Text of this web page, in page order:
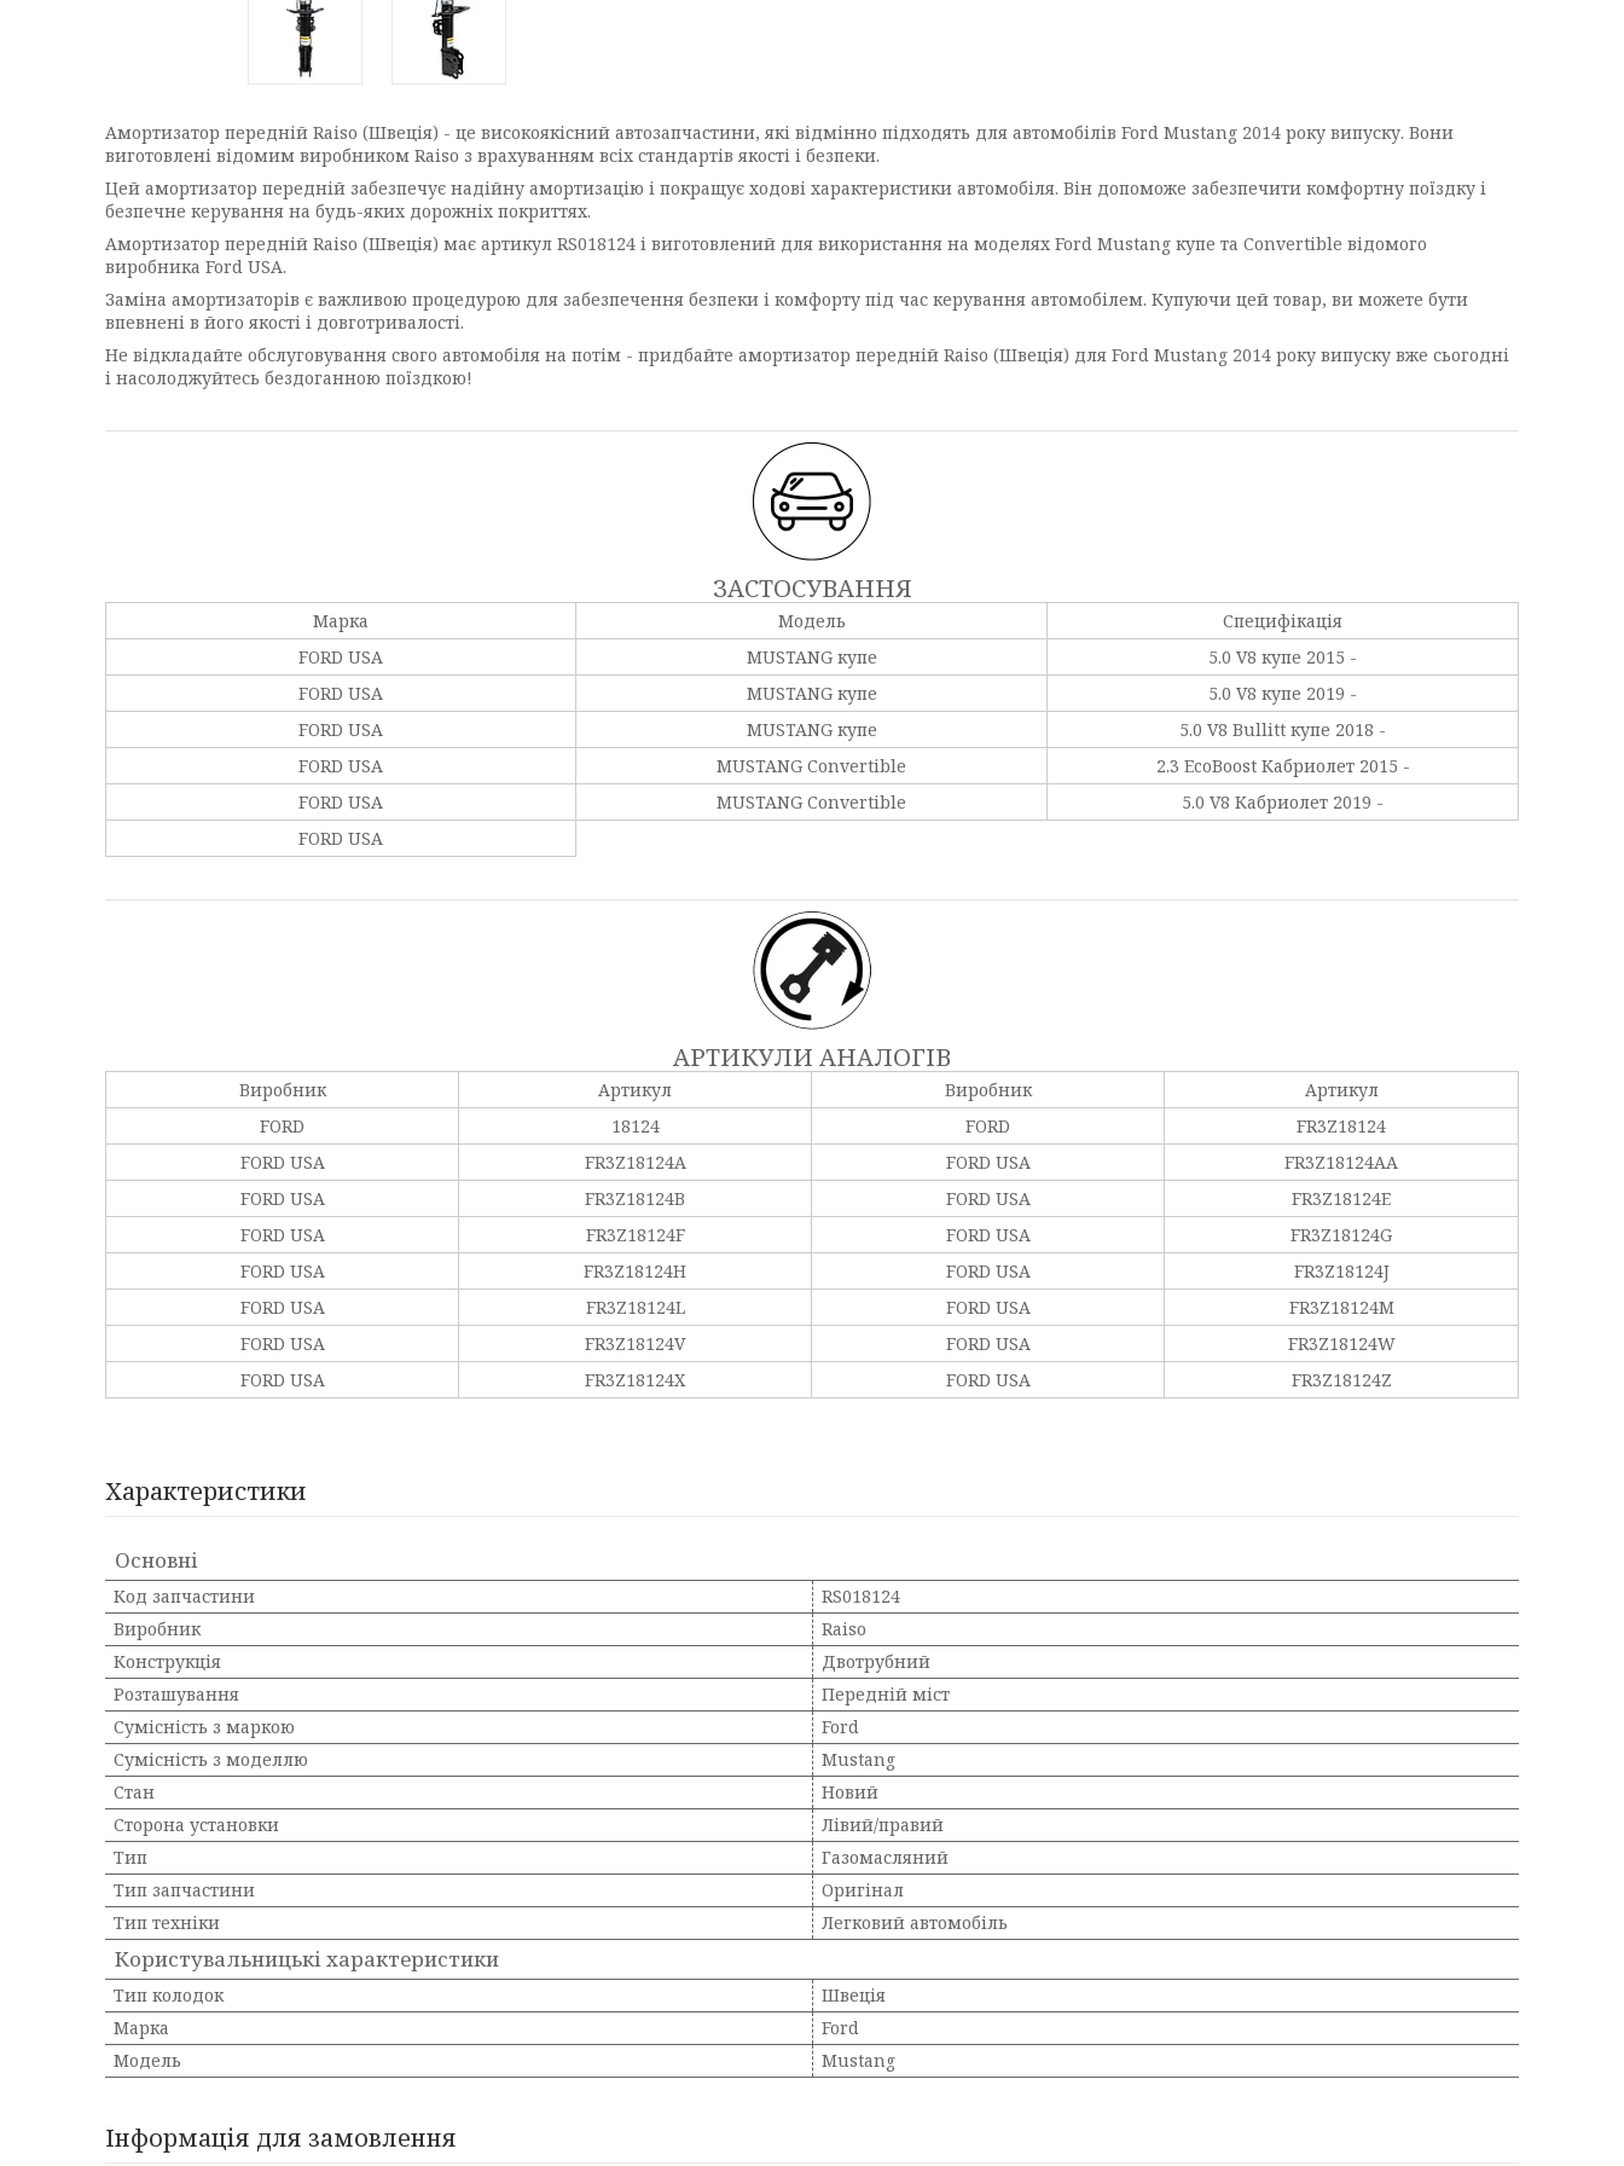
Амортизатор передній Raiso (Швеція) - це високоякісний автозапчастини, які відмінно підходять для автомобілів Ford Mustang 2014 року випуску. Вони
виготовлені відомим виробником Raiso з врахуванням всіх стандартів якості і безпеки.
Цей амортизатор передній забезпечує надійну амортизацію і покращує ходові характеристики автомобіля. Він допоможе забезпечити комфортну поїздку і
безпечне керування на будь-яких дорожніх покриттях.
Амортизатор передній Raiso (Швеція) має артикул RS018124 і виготовлений для використання на моделях Ford Mustang купе та Convertible відомого
виробника Ford USA.
Заміна амортизаторів є важливою процедурою для забезпечення безпеки і комфорту під час керування автомобілем. Купуючи цей товар, ви можете бути
впевнені в його якості і довготривалості.
Не відкладайте обслуговування свого автомобіля на потім - придбайте амортизатор передній Raiso (Швеція) для Ford Mustang 2014 року випуску вже сьогодні
і насолоджуйтесь бездоганною поїздкою!
ЗАСТОСУВАННЯ
Марка Модель
Специфікація
FORD USA
MUSTANG купе
5.0 V8 купе 2015 -
FORD USA
MUSTANG купе
5.0 V8 купе 2019 -
FORD USA
MUSTANG купе
5.0 V8 Bullitt купе 2018 -
FORD USA
MUSTANG Convertible
2.3 EcoBoost Кабриолет 2015 -
FORD USA
MUSTANG Convertible
5.0 V8 Кабриолет 2019 -
FORD USA
АРТИКУЛИ АНАЛОГІВ
Виробник Артикул Виробник
Артикул
FORD
18124 FORD
FR3Z18124
FORD USA
FR3Z18124A FORD USA
FR3Z18124AA
FORD USA
FR3Z18124B FORD USA
FR3Z18124E
FORD USA
FR3Z18124F FORD USA
FR3Z18124G
FORD USA
FR3Z18124H FORD USA
FR3Z18124J
FORD USA
FR3Z18124L FORD USA
FR3Z18124M
FORD USA
FR3Z18124V FORD USA
FR3Z18124W
FORD USA
FR3Z18124X FORD USA FR3Z18124Z
Характеристики
Основні
Код запчастини
RS018124
Виробник
Raiso
Конструкція
Двотрубний
Розташування
Передній міст
Сумісність з маркою
Ford
Сумісність з моделлю
Mustang
Стан
Новий
Сторона установки
Лівий/правий
Тип
Газомасляний
Тип запчастини
Оригінал
Тип техніки
Легковий автомобіль
Користувальницькі характеристики
Тип колодок
Швеція
Марка
Ford
Мoдель
Mustang
Інформація для замовлення